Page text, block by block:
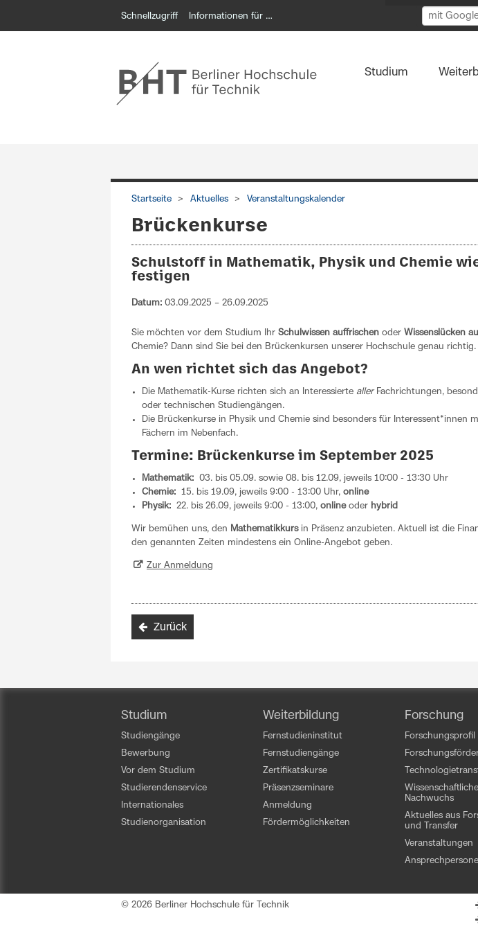
Schnellzugriff Informationen für …
Studium
Startseite Aktuelles Veranstaltungskalender
Brückenkurse
Schulstoff in Mathematik, Physik und Chemie
festigen
Datum: 03.09.2025 – 26.09.2025
Sie möchten vor dem Studium Ihr Schulwissen auffrischen oder Wissenslücken
Chemie? Dann sind Sie bei den Brückenkursen unserer Hochschule genau richtig.
An wen richtet sich das Angebot?
Die Mathematik-Kurse richten sich an Interessierte aller Fachrichtungen,
oder technischen Studiengängen.
Die Brückenkurse in Physik und Chemie sind besonders für Interessent*innen
Fächern im Nebenfach.
Termine: Brückenkurse im September 2025
Mathematik: 03. bis 05.09. sowie 08. bis 12.09, jeweils 10:00 - 13:30 Uhr
Chemie: 15. bis 19.09, jeweils 9:00 - 13:00 Uhr, online
Physik: 22. bis 26.09, jeweils 9:00 - 13:00, online oder hybrid
Wir bemühen uns, den Mathematikkurs in Präsenz anzubieten. Aktuell ist die
den genannten Zeiten mindestens ein Online-Angebot geben.
Zur Anmeldung
Zurück
Studium
Studiengänge
Bewerbung
Vor dem Studium
Studierendenservice
Internationales
Studienorganisation
Weiterbildung
Fernstudieninstitut
Fernstudiengänge
Zertifikatskurse
Präsenzseminare
Anmeldung
Fördermöglichkeiten
Forschung
Forschungsprofil
Nachwuchs
Aktuelles aus
und Transfer
Veranstaltungen
© 2026 Berliner Hochschule für Technik